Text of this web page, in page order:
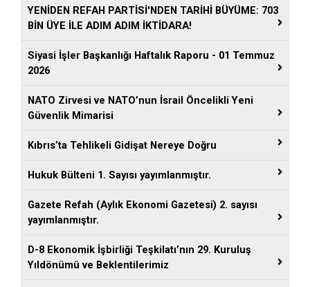
YENİDEN REFAH PARTİSİ'NDEN TARİHİ BÜYÜME: 703
BİN ÜYE İLE ADIM ADIM İKTİDARA!
Siyasi İşler Başkanlığı Haftalık Raporu - 01 Temmuz
2026
NATO Zirvesi ve NATO’nun İsrail Öncelikli Yeni
Güvenlik Mimarisi
Kıbrıs’ta Tehlikeli Gidişat Nereye Doğru
Hukuk Bülteni 1. Sayısı yayımlanmıştır.
Gazete Refah (Aylık Ekonomi Gazetesi) 2. sayısı
yayımlanmıştır.
D-8 Ekonomik İşbirliği Teşkilatı’nın 29. Kuruluş
Yıldönümü ve Beklentilerimiz